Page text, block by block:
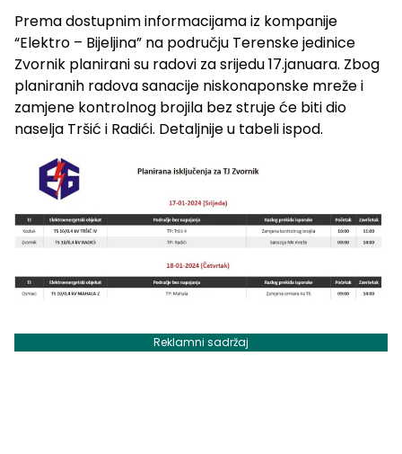
Prema dostupnim informacijama iz kompanije
“Elektro – Bijeljina” na području Terenske jedinice
Zvornik planirani su radovi za srijedu 17.januara. Zbog
planiranih radova sanacije niskonaponske mreže i
zamjene kontrolnog brojila bez struje će biti dio
naselja Tršić i Radići. Detaljnije u tabeli ispod.
Reklamni sadržaj